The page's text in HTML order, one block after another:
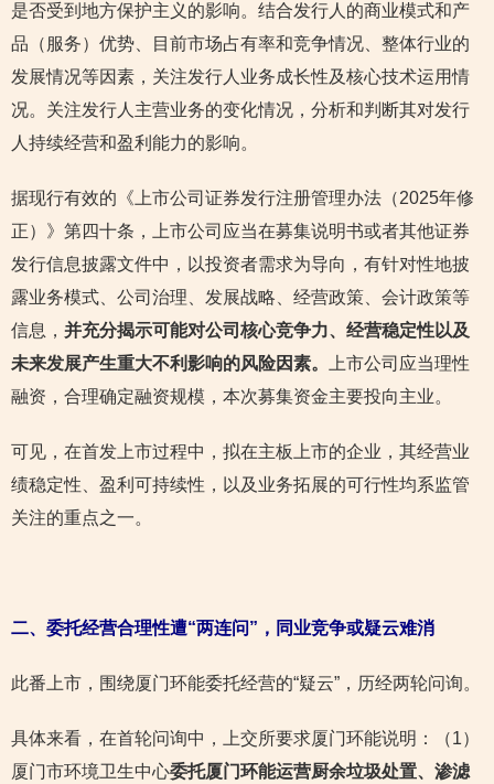
是否受到地方保护主义的影响。结合发行人的商业模式和产
品（服务）优势、目前市场占有率和竞争情况、整体行业的
发展情况等因素，关注发行人业务成长性及核心技术运用情
况。关注发行人主营业务的变化情况，分析和判断其对发行
人持续经营和盈利能力的影响。
据现行有效的《上市公司证券发行注册管理办法（2025年修
正）》第四十条，上市公司应当在募集说明书或者其他证券
发行信息披露文件中，以投资者需求为导向，有针对性地披
露业务模式、公司治理、发展战略、经营政策、会计政策等
信息， 并充分揭示可能对公司核心竞争力、经营稳定性以及
未来发展产生重大不利影响的风险因素。
上市公司应当理性
融资，合理确定融资规模，本次募集资金主要投向主业。
可见，在首发上市过程中，拟在主板上市的企业，其经营业
绩稳定性、盈利可持续性，以及业务拓展的可行性均系监管
关注的重点之一。
二、委托经营合理性遭“两连问”，同业竞争或疑云难消
此番上市，围绕厦门环能委托经营的“疑云”，历经两轮问询。
具体来看，在首轮问询中，上交所要求厦门环能说明：（1）
厦门市环境卫生中心委托厦门环能运营厨余垃圾处置、渗滤